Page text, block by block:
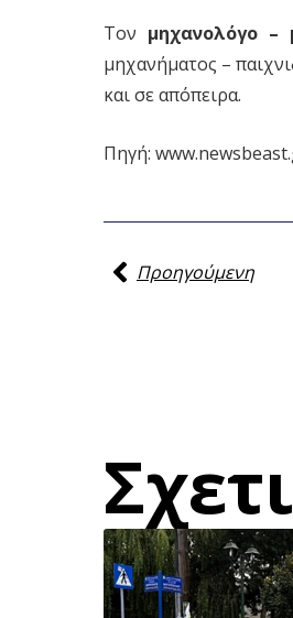
Τον μηχανολόγο –
μηχανήματος –
και σε απόπειρα.
Πηγή:
Προηγούμενη